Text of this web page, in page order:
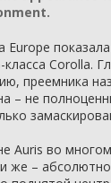
Europe
Corolla.
преемника
– не
Auris во многом
же –